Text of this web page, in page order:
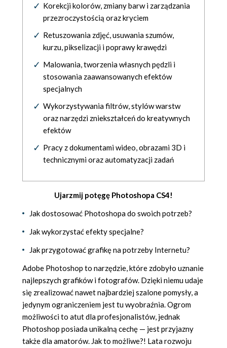
Korekcji kolorów, zmiany barw i zarządzania
przezroczystością oraz kryciem
Retuszowania zdjęć, usuwania szumów,
kurzu, pikselizacji i poprawy krawędzi
Malowania, tworzenia własnych pędzli i
stosowania zaawansowanych efektów
specjalnych
Wykorzystywania filtrów, stylów warstw
oraz narzędzi zniekształceń do kreatywnych
efektów
Pracy z dokumentami wideo, obrazami 3D i
technicznymi oraz automatyzacji zadań
Ujarzmij potęgę Photoshopa CS4!
Jak dostosować Photoshopa do swoich potrzeb?
Jak wykorzystać efekty specjalne?
Jak przygotować grafikę na potrzeby Internetu?
Adobe Photoshop to narzędzie, które zdobyło uznanie
najlepszych grafików i fotografów. Dzięki niemu udaje
się zrealizować nawet najbardziej szalone pomysły, a
jedynym ograniczeniem jest tu wyobraźnia. Ogrom
możliwości to atut dla profesjonalistów, jednak
Photoshop posiada unikalną cechę — jest przyjazny
także dla amatorów. Jak to możliwe?! Lata rozwoju